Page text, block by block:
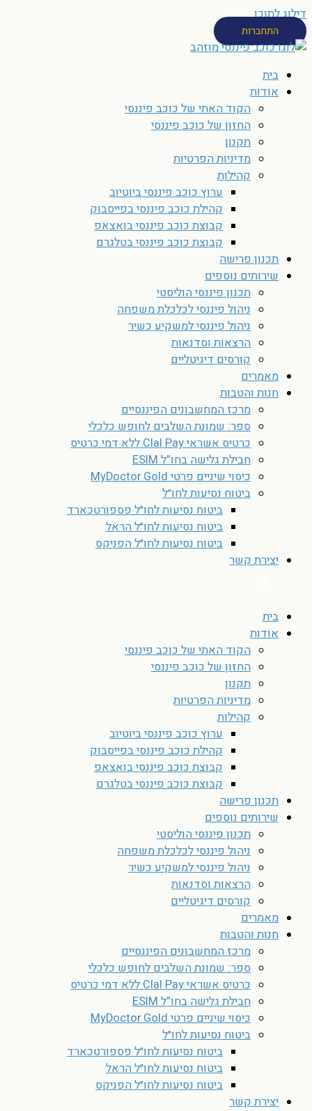
דילוג לתוכן
התחברות
בית
אודות
הקוד האתי של כוכב פיננסי
החזון של כוכב פיננסי
תקנון
מדיניות הפרטיות
קהילות
ערוץ כוכב פיננסי ביוטיוב
קהילת כוכב פיננסי בפייסבוק
קבוצת כוכב פיננסי בואצאפ
קבוצת כוכב פיננסי בטלגרם
תכנון פרישה
שירותים נוספים
תכנון פיננסי הוליסטי
ניהול פיננסי לכלכלת משפחה
ניהול פיננסי למשקיע כשיר
הרצאות וסדנאות
קורסים דיגיטליים
מאמרים
חנות והטבות
מרכז המחשבונים הפיננסיים
ספר: שמונת השלבים לחופש כלכלי
כרטיס אשראי Clal Pay ללא דמי כרטיס
חבילת גלישה בחו”ל ESIM
כיסוי שיניים פרטי MyDoctor Gold
ביטוח נסיעות לחו״ל
ביטוח נסיעות לחו״ל פספורטכארד
ביטוח נסיעות לחו״ל הראל
ביטוח נסיעות לחו״ל הפניקס
יצירת קשר
בית
אודות
הקוד האתי של כוכב פיננסי
החזון של כוכב פיננסי
תקנון
מדיניות הפרטיות
קהילות
ערוץ כוכב פיננסי ביוטיוב
קהילת כוכב פיננסי בפייסבוק
קבוצת כוכב פיננסי בואצאפ
קבוצת כוכב פיננסי בטלגרם
תכנון פרישה
שירותים נוספים
תכנון פיננסי הוליסטי
ניהול פיננסי לכלכלת משפחה
ניהול פיננסי למשקיע כשיר
הרצאות וסדנאות
קורסים דיגיטליים
מאמרים
חנות והטבות
מרכז המחשבונים הפיננסיים
ספר: שמונת השלבים לחופש כלכלי
כרטיס אשראי Clal Pay ללא דמי כרטיס
חבילת גלישה בחו”ל ESIM
כיסוי שיניים פרטי MyDoctor Gold
ביטוח נסיעות לחו״ל
ביטוח נסיעות לחו״ל פספורטכארד
ביטוח נסיעות לחו״ל הראל
ביטוח נסיעות לחו״ל הפניקס
יצירת קשר